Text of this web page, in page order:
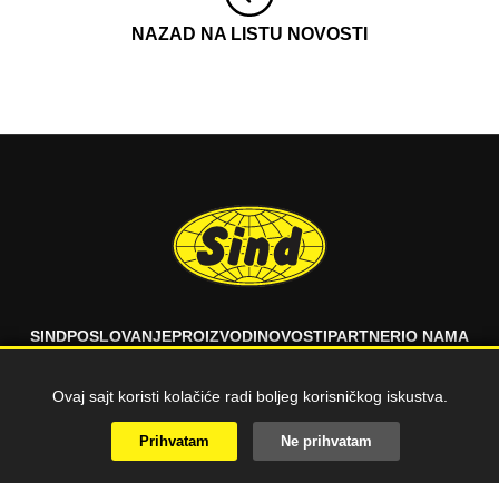
NAZAD NA LISTU NOVOSTI
SINDPOSLOVANJEPROIZVODINOVOSTIPARTNERIO NAMA
FAQKONTAKT
© 2026 SIND d.o.o. Sva prava zadržana.
Ovaj sajt koristi kolačiće radi boljeg korisničkog iskustva.
Prihvatam Ne prihvatam